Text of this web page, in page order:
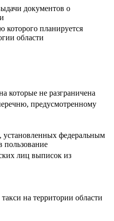
документов о
которого планируется
области
которые не разграничена
предусмотренному
установленных федеральным
пользование
лиц выписок из
на территории области